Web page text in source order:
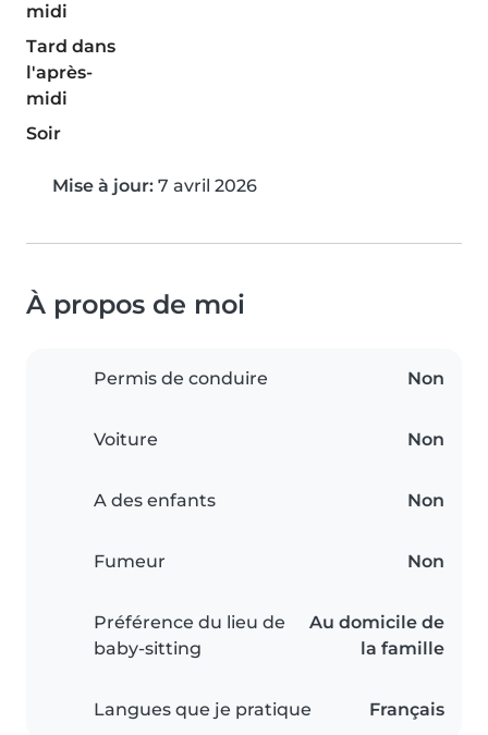
midi
Tard dans
l'après-
midi
Soir
Mise à jour: 7 avril 2026
À propos de moi
Permis de conduire Non
Voiture Non
A des enfants Non
Fumeur Non
Préférence du lieu de
baby-sitting
Au domicile de
la famille
Langues que je pratique Français